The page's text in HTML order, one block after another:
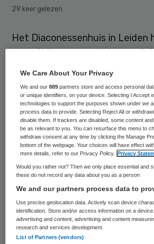
29 keer gelezen
Het Diaconessenhuis in Leiden
operatiekamers gesloten
heeft het ziekenhuis vrijdag op
gemeld.
Uitgestelde operaties
HetDiaconessenhuisheeft in
ok’s. De beestjes waren via het
patiënten is niet in gevaar
uitgestelde operaties worden
weken opnieuw ingepland.
We Care About Your Privacy
We and our889 partners store and access personal
or unique identifiers, on your device. Selecting I Accept
technologies to support the purposes shown under we
process data to provide. Selecting Reject All or
disable them. If trackers are disabled, some content
be as relevant to you. You can resurface this menu to
withdraw consent at any time by clicking the Manage
bottom of the webpage. Your choices will have effect
more details, refer to our Privacy Policy.
Privacy
Would you rather not? Then we only place essential and
these do not record any data about you as a person
We and our partners process data to
Use precise geolocation data. Actively scan device
identification. Store and/or access information on a
advertising and content, advertising and content
research and services development.
List of Partners (vendors)